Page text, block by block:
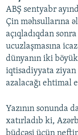
ABŞ sentyabr
Çin məhsullarına
açıqladıqdan
ucuzlaşmasına
dünyanın iki
iqtisadiyyata ziyan
azalacağı ehtimal
Yazının sonunda
xatırladıb ki,